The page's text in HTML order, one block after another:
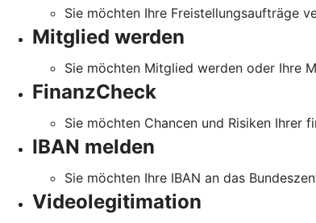
Sie möchten Ihre Freistellungsaufträge
Mitglied werden
Sie möchten Mitglied werden oder Ihre
FinanzCheck
Sie möchten Chancen und Risiken Ihrer
IBAN melden
Sie möchten Ihre IBAN an das
Videolegitimation